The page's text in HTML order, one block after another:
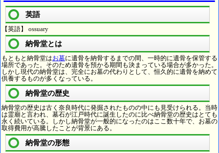
英語
【英語】 ossuary
納骨堂とは
もともと納骨堂はお墓に遺骨を納骨するまでの間、一時的に遺骨を保管する
場所であった。そのため遺骨を預かる期間も決まっている場合が多かった。
しかし現代の納骨堂は、完全にお墓の代わりとして、恒久的に遺骨を納めて
供養するものが多くなっている。
納骨堂の歴史
納骨堂の歴史は古く奈良時代に発掘されたものの中にも見受けられる。当時
は霊廟と言われ、墓石が江戸時代に誕生したのに比べ納骨堂の歴史はとても
永く続いている。しかし納骨堂が一般的になったのはここ数十年で、お墓の
取得費用が高騰したことが背景にある。
納骨堂の形態